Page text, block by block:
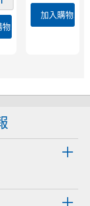
車
加入購物車